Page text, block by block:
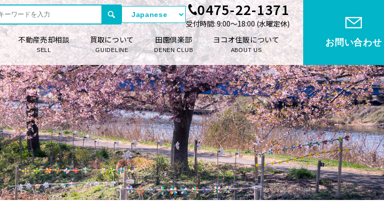
0475-22-1371
受付時間: 9:00〜18:00 (⽔曜定休)
不動産売却相談
SELL
買取について
GUIDELINE
田園倶楽部
DENEN CLUB
ヨコオ住販について
ABOUT US
お問い合わせ